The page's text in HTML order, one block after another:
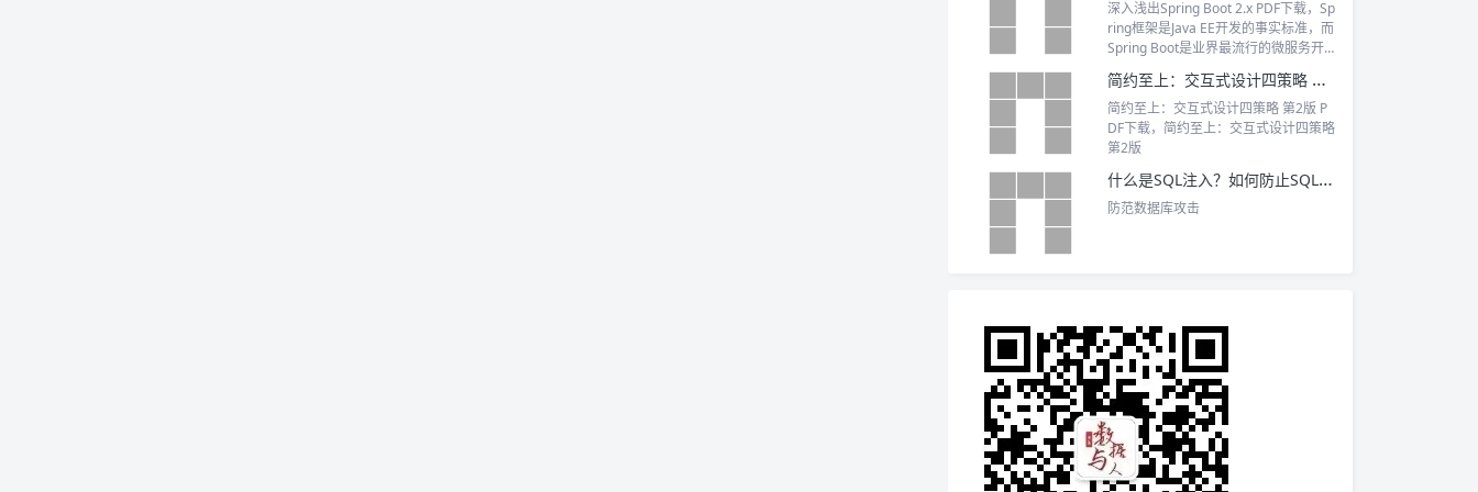
深入浅出Spring Boot 2.x PDF下载，Sp
ring框架是Java EE开发的事实标准，而
Spring Boot是业界最流行的微服务开
简约至上：交互式设计四策略 第2版 PDF下载
简约至上：交互式设计四策略 第2版 P
DF下载，简约至上：交互式设计四策略
第2版
什么是SQL注入？如何防止SQL注入？
防范数据库攻击